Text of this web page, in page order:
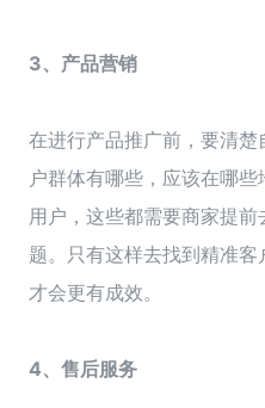
3、产品营销
在进行产品推广前，要清楚
户群体有哪些，应该在哪
用户，这些都需要商家提前
题。只有这样去找到精准客
才会更有成效。
4、售后服务